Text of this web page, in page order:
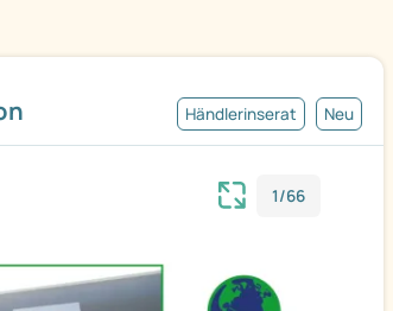
Händlerinserat Neu
1/66